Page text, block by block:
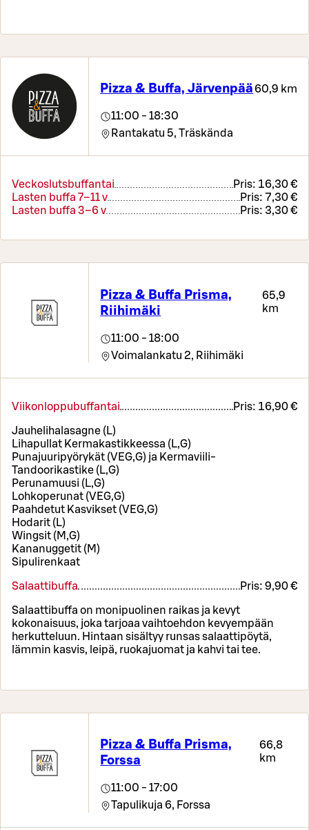
Pizza & Buffa, Järvenpää60,9 km
11:00 - 18:30
Rantakatu 5, Träskända
Veckoslutsbuffantai Pris: 16,30 €
Lasten buffa 7–11 v
Pris: 7,30 €
Lasten buffa 3–6 v
Pris: 3,30 €
Pizza & Buffa Prisma,
Riihimäki
65,9
km
11:00 - 18:00
Voimalankatu 2, Riihimäki
Viikonloppubuffantai Pris: 16,90 €
Jauhelihalasagne (L)
Lihapullat Kermakastikkeessa (L,G)
Punajuuripyörykät (VEG,G) ja Kermaviili-
Tandoorikastike (L,G)
Perunamuusi (L,G)
Lohkoperunat (VEG,G)
Paahdetut Kasvikset (VEG,G)
Hodarit (L)
Wingsit (M,G)
Kananuggetit (M)
Sipulirenkaat
Salaattibuffa Pris: 9,90 €
Salaattibuffa on monipuolinen raikas ja kevyt
kokonaisuus, joka tarjoaa vaihtoehdon kevyempään
herkutteluun. Hintaan sisältyy runsas salaattipöytä,
lämmin kasvis, leipä, ruokajuomat ja kahvi tai tee.
Pizza & Buffa Prisma,
Forssa
66,8
km
11:00 - 17:00
Tapulikuja 6, Forssa